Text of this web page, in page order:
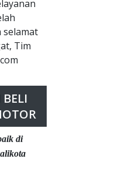
selamat
Tim
di